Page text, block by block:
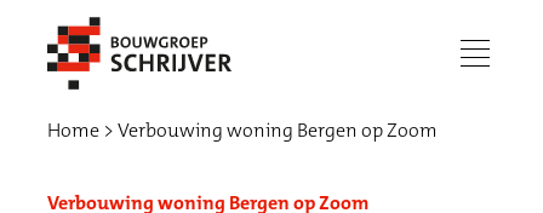
menu
Home Verbouwing woning Bergen op Zoom
Verbouwing woning Bergen op Zoom